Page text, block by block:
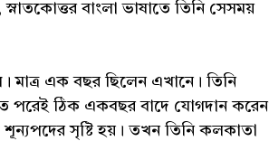
বাংলা ভাষাতে তিনি সেসময়
মাত্র এক বছর ছিলেন এখানে। তিনি
পরেই ঠিক একবছর বাদে যোগদান করেন
সৃষ্টি হয়। তখন তিনি কলকাতা